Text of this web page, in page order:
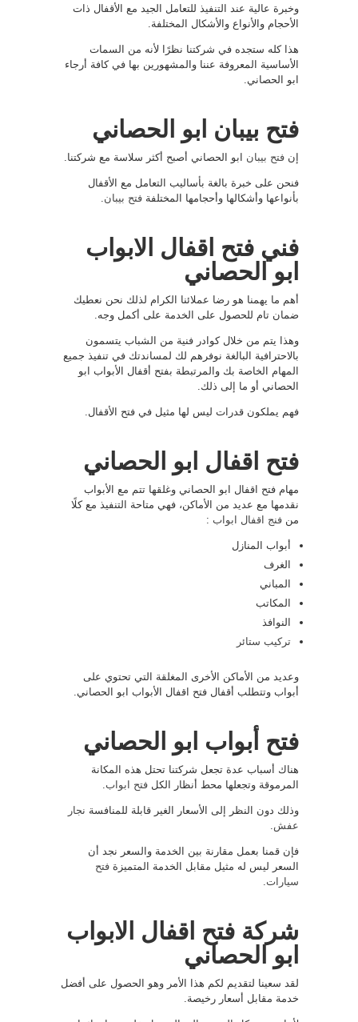
وخبرة عالية عند التنفيذ للتعامل الجيد مع الأقفال ذات
الأحجام والأنواع والأشكال المختلفة.
هذا كله ستجده في شركتنا نظرًا لأنه من السمات
الأساسية المعروفة عننا والمشهورين بها في كافة أرجاء
ابو الحصاني.
فتح بيبان ابو الحصاني
إن فتح بيبان ابو الحصاني أصبح أكثر سلاسة مع شركتنا.
فنحن على خبرة بالغة بأساليب التعامل مع الأقفال
بأنواعها وأشكالها وأحجامها المختلفة فتح بيبان
فني فتح اقفال الابواب
ابو الحصاني
أهم ما يهمنا هو رضا عملائنا الكرام لذلك نحن نعطيك
ضمان تام للحصول على الخدمة على أكمل وجه.
وهذا يتم من خلال كوادر فنية من الشباب يتسمون
بالاحترافية البالغة نوفرهم لك لمساندتك في تنفيذ جميع
المهام الخاصة بك والمرتبطة بفتح أقفال الأبواب ابو
الحصاني أو ما إلى ذلك.
فهم يملكون قدرات ليس لها مثيل في فتح الأقفال.
فتح اقفال ابو الحصاني
مهام فتح اقفال ابو الحصاني وغلقها تتم مع الأبواب
نقدمها مع عديد من الأماكن، فهي متاحة التنفيذ مع كلًا
من فنج اقفال ابواب :
أبواب المنازل
الغرف
المباني
المكاتب
النوافذ
تركيب ستائر
وعديد من الأماكن الأخرى المغلقة التي تحتوي على
أبواب وتتطلب أقفال فتح اقفال الأبواب ابو الحصاني.
فتح أبواب ابو الحصاني
هناك أسباب عدة تجعل شركتنا تحتل هذه المكانة
المرموقة وتجعلها محط أنظار الكل فتح ابواب
وذلك دون النظر إلى الأسعار الغير قابلة للمنافسة نجار
عفش
فإن قمنا بعمل مقارنة بين الخدمة والسعر نجد أن
السعر ليس له مثيل مقابل الخدمة المتميزة فتح
سيارات
شركة فتح اقفال الابواب
ابو الحصاني
لقد سعينا لتقديم لكم هذا الأمر وهو الحصول على أفضل
خدمة مقابل أسعار رخيصة.